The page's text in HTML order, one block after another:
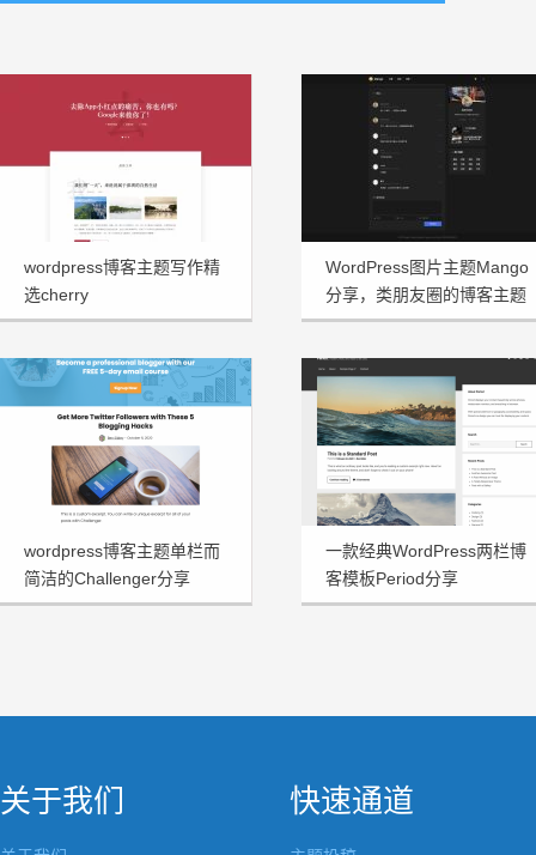
wordpress博客主题写作精
选cherry
WordPress图片主题Mango
分享，类朋友圈的博客主题
wordpress博客主题单栏而
简洁的Challenger分享
一款经典WordPress两栏博
客模板Period分享
关于我们 快速通道